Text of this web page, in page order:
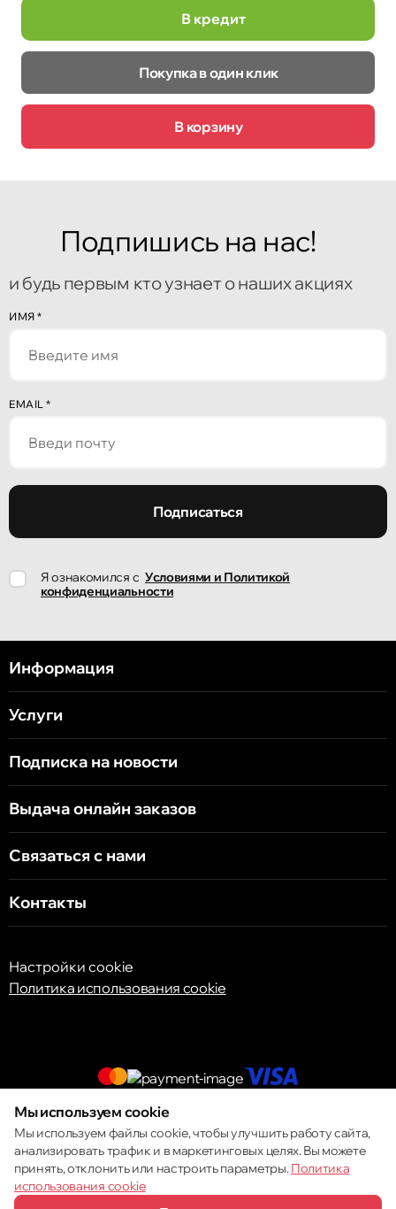
В кредит
Покупка в один клик
В корзину
Подпишись на нас!
и будь первым кто узнает о наших акциях
ИМЯ *
EMAIL *
Подписаться
Я ознакомился с Условиями и Политикой
конфиденциальности
Информация
Услуги
Подписка на новости
Выдача онлайн заказов
Связаться с нами
Контакты
Настройки cookie
Политика использования cookie
© 2013 – 2026 ECOM
Мы используем cookie
Мы используем файлы cookie, чтобы улучшить работу сайта,
анализировать трафик и в маркетинговых целях. Вы можете
принять, отклонить или настроить параметры.Политика
использования cookie